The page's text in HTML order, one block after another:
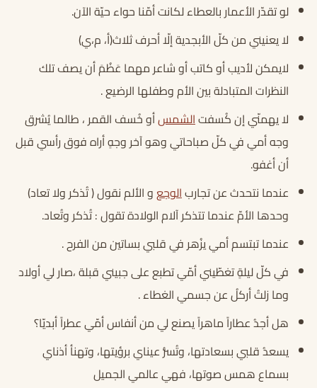
لو تقدّر الأعمار بالعطاء لكانت أمّنا حواء حيّة الآن.
لا يعنيني من كلّ الأبجدية إلّا أحرف ثلاث(أ، م،ي)
لايمكن لأديب أو كاتب أو شاعر مهما عَظُمَ أن يصف تلك
النظرات المتبادلة بين الأم وطفلها الرضيع .
لا يهمنّي إن كُسفتالشمسأو خُسف القمر ، طالما يُشرق
وجه أمي في كلّ صباحاتي وهو آخر وجهٍ أراه فوق رأسي قبل
أن أغفو.
عندما نتحدث عن تجاربالوجعو الألم نقول ( تُذكر ولا تعاد)
وحدها الأمّ عندما تتذكر آلام الولادة تقول : تُذكر وتُعاد.
عندما تبتسم أمي يزُهر في قلبي بساتين من الفرح .
في كلّ ليلةٍ تغطّيني أمّي تطبع على جبيني قبلة ،صار لي أولاد
وما زلتُ أركلُ عن جسمي الغطاء .
هل أجدُ عطاراً ماهراً يصنع لي من أنفاس أمّي عطراً أبديّا؟
يسعدُ قلبي بسعادتها، وتُسرُّ عيناي برؤيتها، وتهنأ أذناي
بسماع همس صوتها، فهي عالمي الجميل